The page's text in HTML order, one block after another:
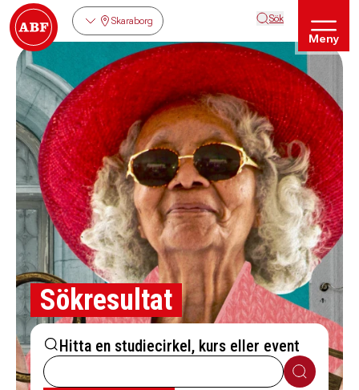
Skaraborg Sök
Meny
Sökresultat
Hitta en studiecirkel, kurs eller event
Sök